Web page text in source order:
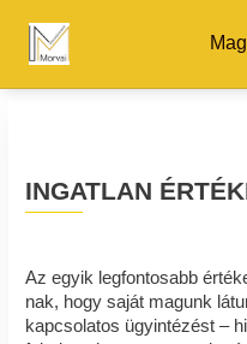
INGATLAN
Az egyik legfontosabb
nak, hogy saját magunk
kapcsolatos ügyintézést –